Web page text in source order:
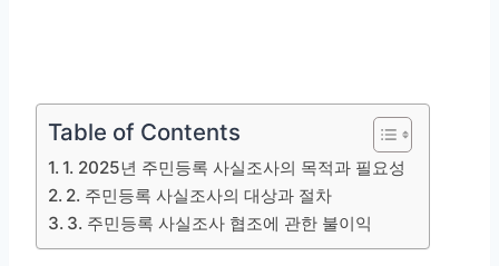
Table of Contents
1. 2025년 주민등록 사실조사의 목적과 필요성
2. 주민등록 사실조사의 대상과 절차
3. 주민등록 사실조사 협조에 관한 불이익